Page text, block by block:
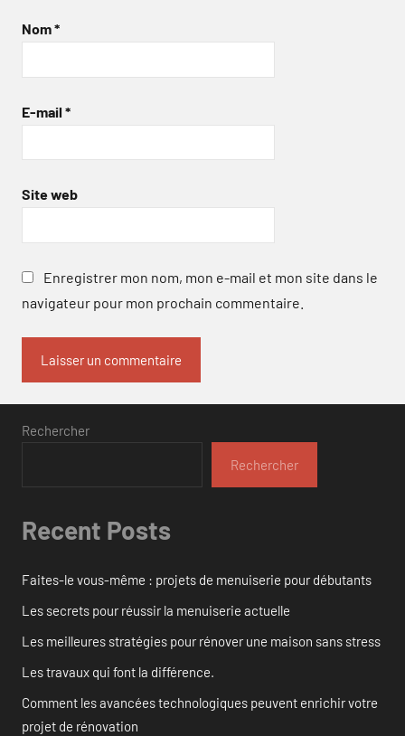
Nom*
E-mail *
Site web
Enregistrer mon nom, mon e-mail et mon site dans le
navigateur pour mon prochain commentaire.
Rechercher
Rechercher
Recent Posts
Faites-le vous-même : projets de menuiserie pour débutants
Les secrets pour réussir la menuiserie actuelle
Les meilleures stratégies pour rénover une maison sans stress
Les travaux qui font la différence.
Comment les avancées technologiques peuvent enrichir votre
projet de rénovation